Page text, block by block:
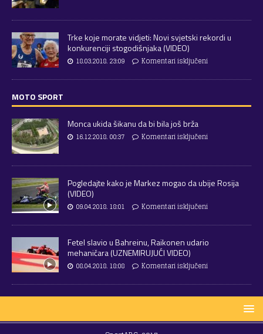
Trke koje morate vidjeti: Novi svjetski rekordi u
konkurenciji stogodišnjaka (VIDEO)
18.03.2018. 23:09 Komentari isključeni
MOTO SPORT
Monca ukida šikanu da bi bila još brža
16.12.2018. 00:37 Komentari isključeni
Pogledajte kako je Markez mogao da ubije Rosija
(VIDEO)
09.04.2018. 18:01 Komentari isključeni
Fetel slavio u Bahreinu, Raikonen udario
mehaničara (UZNEMIRUJUĆI VIDEO)
08.04.2018. 18:08 Komentari isključeni